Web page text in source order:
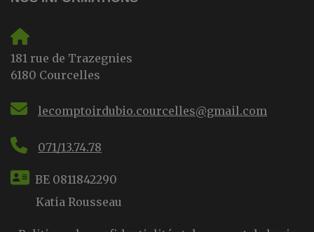
181 rue de Trazegnies
6180 Courcelles
lecomptoirdubio.courcelles@gmail.com
071/13.74.78
BE 0811842290
Katia Rousseau